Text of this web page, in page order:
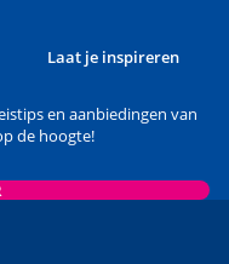
Laat je inspireren
en aanbiedingen van
de hoogte!